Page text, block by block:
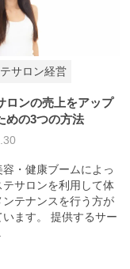
サロン経営
ロンの売上をアップ
めの3つの方法
容・健康ブームによっ
テサロンを利用して体
ンテナンスを行う方が
います。 提供するサー